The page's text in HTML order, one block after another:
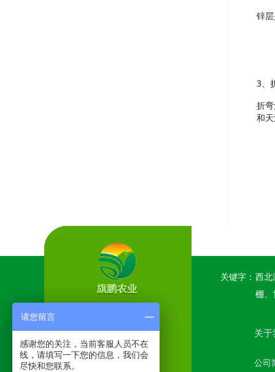
锌
3、
折
和
关键字： 西北
棚、
关于
公司
请您留言
感谢您的关注，当前客服人员不在
线，请填写一下您的信息，我们会
尽快和您联系。